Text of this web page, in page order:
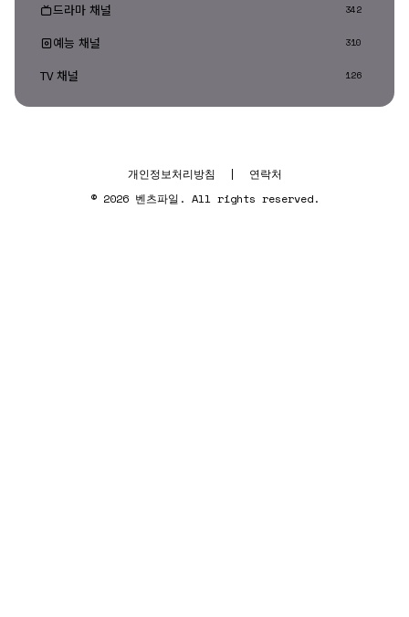
드라마 채널 342
예능 채널 310
TV 채널 126
개인정보처리방침 |
연락처
© 2026 벤츠파일. All rights reserved.